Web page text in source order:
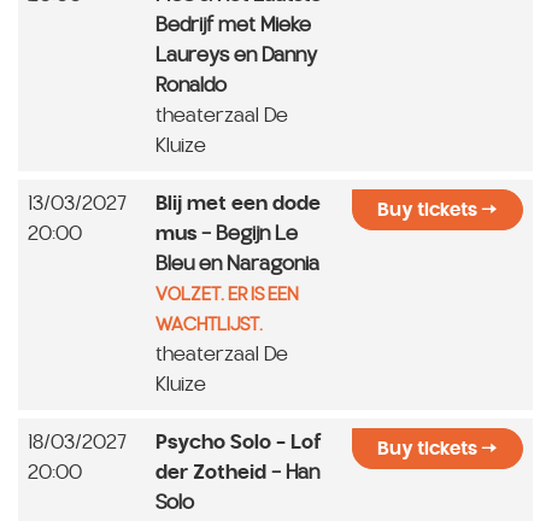
Bedrijf met Mieke
Laureys en Danny
Ronaldo
theaterzaal De
Kluize
13/03/2027
20:00
Blij met een dode
mus - Begijn Le
Bleu en Naragonia
VOLZET. ER IS EEN
WACHTLIJST.
theaterzaal De
Kluize
Buy tickets
18/03/2027
20:00
Psycho Solo - Lof
der Zotheid - Han
Solo
Buy tickets